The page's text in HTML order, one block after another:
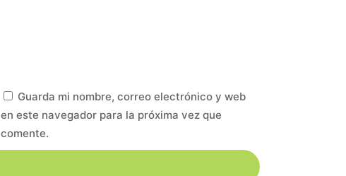
Guarda mi nombre, correo electrónico y web
en este navegador para la próxima vez que
comente.